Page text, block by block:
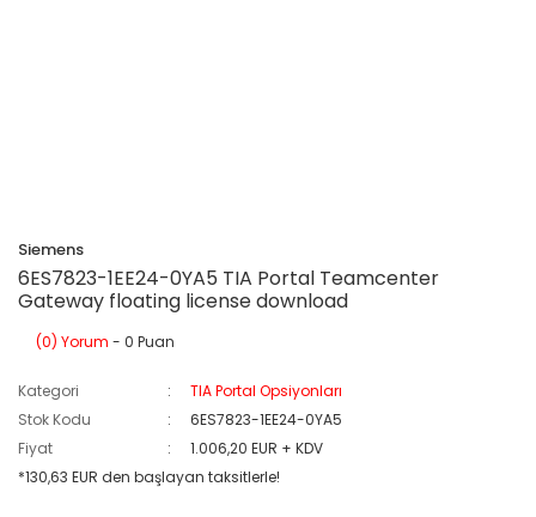
Siemens
6ES7823-1EE24-0YA5 TIA Portal Teamcenter
Gateway floating license download
(0) Yorum - 0 Puan
Kategori
TIA Portal Opsiyonları
Stok Kodu
6ES7823-1EE24-0YA5
Fiyat
1.006,20 EUR + KDV
*130,63 EUR den başlayan taksitlerle!